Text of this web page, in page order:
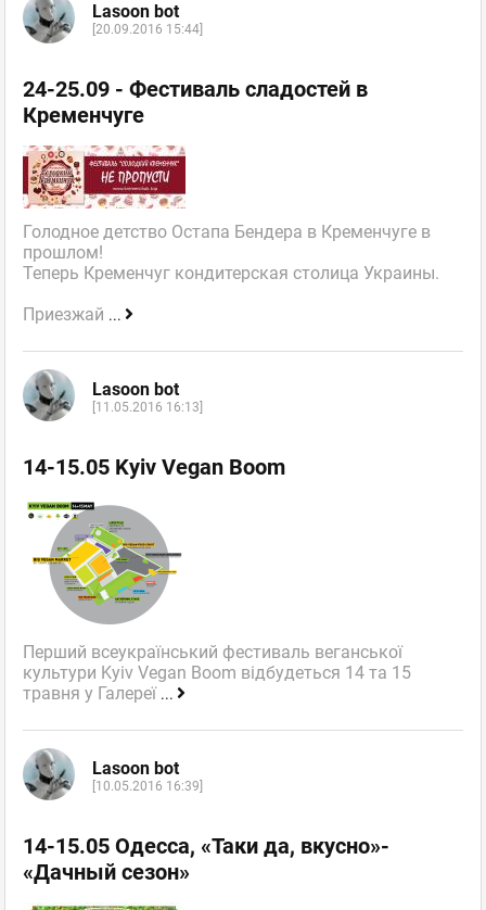
Lasoon bot
[20.09.2016 15:44]
24-25.09 - Фестиваль сладостей в
Кременчуге
Голодное детство Остапа Бендера в Кременчуге в
прошлом!
Теперь Кременчуг кондитерская столица Украины.
Приезжай ...
Lasoon bot
[11.05.2016 16:13]
14-15.05 Kyiv Vegan Boom
Перший всеукраїнський фестиваль веганської
культури Kyiv Vegan Boom відбудеться 14 та 15
травня у Галереї ...
Lasoon bot
[10.05.2016 16:39]
14-15.05 Одесса, «Таки да, вкусно»-
«Дачный сезон»